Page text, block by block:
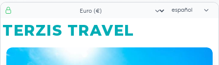
Selector de moneda Selector de
TERZIS TRAVEL